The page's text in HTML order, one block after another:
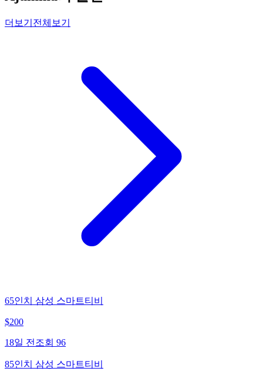
더보기 전체보기
65인치 삼성 스마트티비
$200
18일 전 조회 96
85인치 삼성 스마트티비